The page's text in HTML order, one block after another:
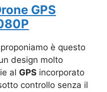
GPS
è questo
design molto
al GPS incorporato
controllo senza il